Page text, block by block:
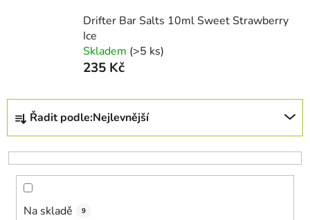
Drifter Bar Salts 10ml Sweet Strawberry
Ice
Skladem (>5 ks)
235 Kč
Ř
z
e
Řadit podle:Nejlevnější
Na skladě 9